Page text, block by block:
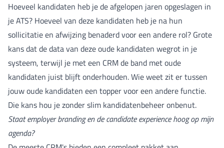
Hoeveel kandidaten heb je de afgelopen jaren opgeslagen in
je ATS? Hoeveel van deze kandidaten heb je na hun
sollicitatie en afwijzing benaderd voor een andere rol? Grote
kans dat de data van deze oude kandidaten wegrot in je
systeem, terwijl je met een CRM de band met oude
kandidaten juist blijft onderhouden. Wie weet zit er tussen
jouw oude kandidaten een topper voor een andere functie.
Die kans hou je zonder slim kandidatenbeheer onbenut.
Staat employer branding en de candidate experience hoog op mijn
agenda?